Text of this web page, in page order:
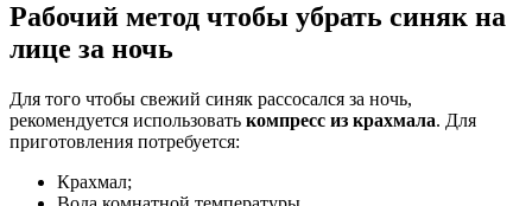
Рабочий метод чтобы убрать синяк на
лице за ночь
Для того чтобы свежий синяк рассосался за ночь,
рекомендуется использовать компресс из крахмала. Для
приготовления потребуется:
Крахмал;